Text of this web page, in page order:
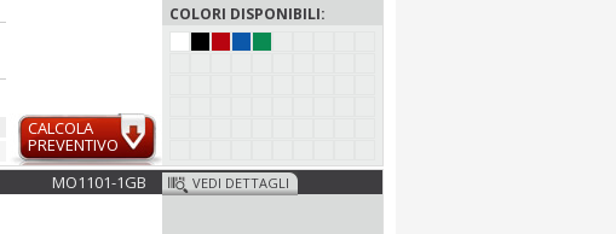
CALCOLA
PREVENTIVO
COLORI DISPONIBILI:
MO1101-1GB VEDI DETTAGLI